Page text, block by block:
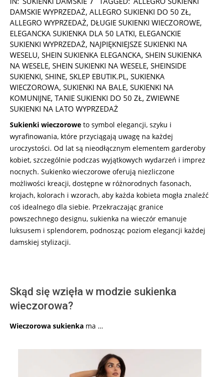
10-
01
DAMSKIE WYPRZEDAŻ, ALLEGRO SUKIENKI DO 50 ZŁ,
ALLEGRO WYPRZEDAŻ, DŁUGIE SUKIENKI WIECZOROWE,
ELEGANCKA SUKIENKA DLA 50 LATKI, ELEGANCKIE
SUKIENKI WYPRZEDAŻ, NAJPIĘKNIEJSZE SUKIENKI NA
WESELU, SHEIN SUKIENKA ELEGANCKA, SHEIN SUKIENKA
NA WESELE, SHEIN SUKIENKI NA WESELE, SHEINSIDE
SUKIENKI, SHINE, SKLEP EBUTIK.PL, SUKIENKA
WIECZOROWA, SUKIENKI NA BALE, SUKIENKI NA
KOMUNIJNE, TANIE SUKIENKI DO 50 ZŁ, ZWIEWNE
SUKIENKI NA LATO WYPRZEDAŻ
Sukienki wieczorowe to symbol elegancji, szyku i
wyrafinowania, które przyciągają uwagę na każdej
uroczystości. Od lat są nieodłącznym elementem garderoby
kobiet, szczególnie podczas wyjątkowych wydarzeń i imprez
nocnych. Sukienko wieczorowe oferują niezliczone
możliwości kreacji, dostępne w różnorodnych fasonach,
krojach, kolorach i wzorach, aby każda kobieta mogła znaleźć
coś idealnego dla siebie. Przekraczając granice
powszechnego designu, sukienka na wieczór emanuje
luksusem i splendorem, podnosząc poziom elegancji każdej
damskiej stylizacji.
Skąd się wzięła w modzie sukienka
wieczorowa?
Wieczorowa sukienka ma …